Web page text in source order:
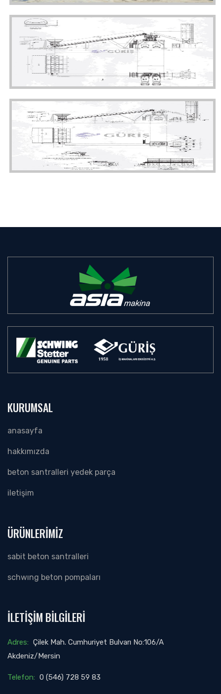
KURUMSAL
anasayfa
hakkimizda
beton santralleri̇ yedek parça
i̇leti̇şi̇m
ÜRÜNLERİMİZ
sabi̇t beton santralleri̇
schwing beton pompalari
İLETIŞIM BILGILERI
Adres: Çilek Mah. Cumhuriyet Bulvarı No:106/A
Akdeniz/Mersin
Telefon: 0 (546) 728 59 83